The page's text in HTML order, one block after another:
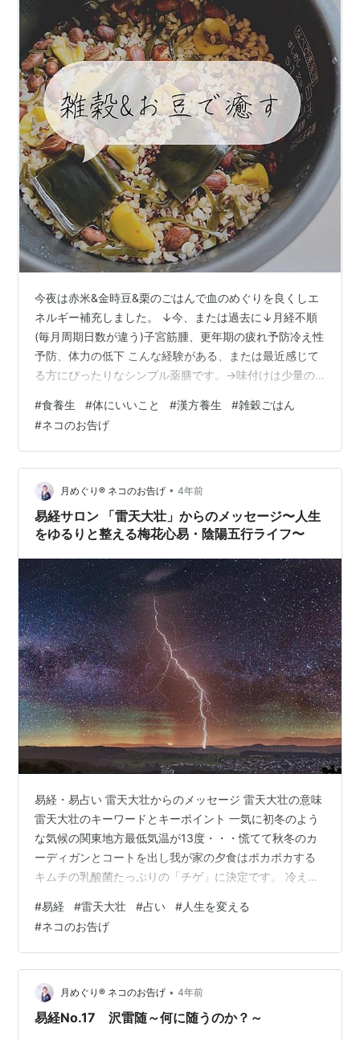
今夜は赤米&金時豆&栗のごはんで血のめぐりを良くしエ
ネルギー補充しました。 ↓今、または過去に↓月経不順
(毎月周期日数が違う)子宮筋腫、更年期の疲れ予防冷え性
予防、体力の低下 こんな経験がある、または最近感じて
る方にぴったりなシンプル薬膳です。→味付けは少量の
甘みがひきたつ幸せごはん ペロリと食べられるのでダイ
エットには向いてないかもしれません→おかわりしたく
なる。。。 明日は転職と婚活結婚に関する占いの予約が
入ってるのでエネルギーチャージし、良く寝て、万全の
状態でお届けしたいと思います(*'▽'*) ランキング参加中
健康 ランキング参加中知…
#食養生 #体にいいこと #漢方養生 #雑穀ごはん
#ネコのお告げ
月めぐり®︎ ネコのお告げ • 4年前
易経サロン 「雷天大壮」からのメッセージ〜人生
をゆるりと整える梅花心易・陰陽五行ライフ〜
易経・易占い 雷天大壮からのメッセージ 雷天大壮の意味
雷天大壮のキーワードとキーポイント 一気に初冬のよう
な気候の関東地方最低気温が13度・・・慌てて秋冬のカ
ーディガンとコートを出し我が家の夕食はポカポカする
キムチの乳酸菌たっぷりの「チゲ」に決定です。 冷え込
ね＾＾さて、今朝は梅花心易で「雷天大壮」の兆しを受
けました。せっかくなので朝活にて陽の気が重なり男性
性を表す「雷天大壮」からの人生の教え・メッセージを
お伝えしました。ブログではごく一部のご紹介ですが人
生のシチュエーションに合わせて皆様もどうぞ活用して
ください＾＾ 易経・易占い 雷天大壮か…
#易経 #雷天大壮 #占い #人生を変える
#ネコのお告げ
月めぐり®︎ ネコのお告げ • 4年前
易経No.17 沢雷随～何に随うのか？～